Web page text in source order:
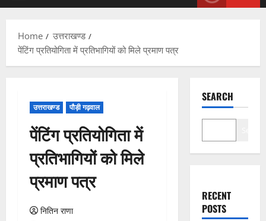
Home
उत्तराखण्ड
पेंटिंग प्रतियोगिता में प्रतिभागियों को मिले प्रमाण पत्र
उत्तराखण्ड पौड़ी गढ़वाल
पेंटिंग प्रतियोगिता में
प्रतिभागियों को मिले
प्रमाण पत्र
नितिन राणा
SEARCH
RECENT
POSTS